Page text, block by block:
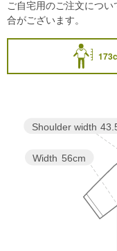
Width 56cm
Shoulder width
ご自宅用のご注文につ
合がございます。